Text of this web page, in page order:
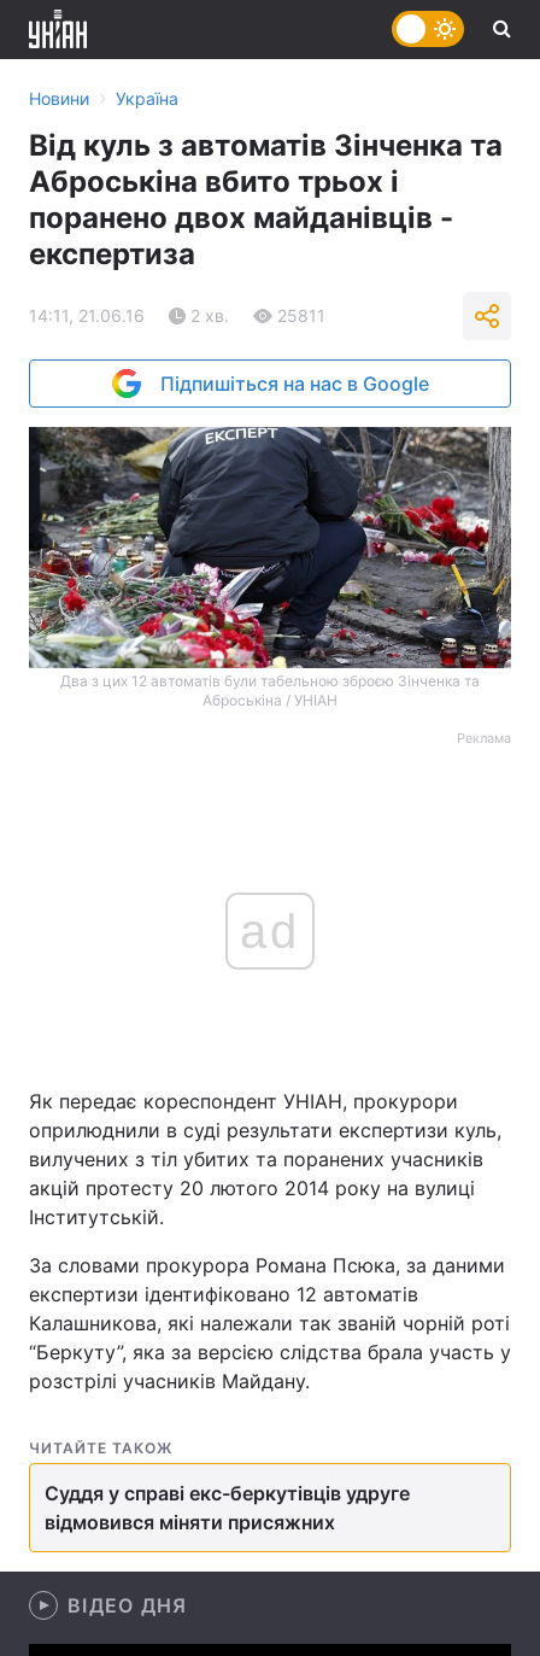
Головна Війна
Економіка Світ
Спорт Наука
Техно і зв'язок Лайт
Зброя
Здоров'я Туризм
Цікавинки Погода
Екологія
Новини › Україна
Від куль з автоматів Зінченка та
Аброськіна вбито трьох і
поранено двох майданівців -
експертиза
14:11, 21.06.16 2 хв. 25811
Підпишіться на нас в Google
Два з цих 12 автоматів були табельною зброєю Зінченка та
Аброськіна / УНІАН
Реклама
ad
Як передає кореспондент УНІАН, прокурори
оприлюднили в суді результати експертизи куль,
вилучених з тіл убитих та поранених учасників
акцій протесту 20 лютого 2014 року на вулиці
Інститутській.
За словами прокурора Романа Псюка, за даними
експертизи ідентифіковано 12 автоматів
Калашникова, які належали так званій чорній роті
“Беркуту”, яка за версією слідства брала участь у
розстрілі учасників Майдану.
ЧИТАЙТЕ ТАКОЖ
Суддя у справі екс-беркутівців удруге
відмовився міняти присяжних
ВІДЕО ДНЯ